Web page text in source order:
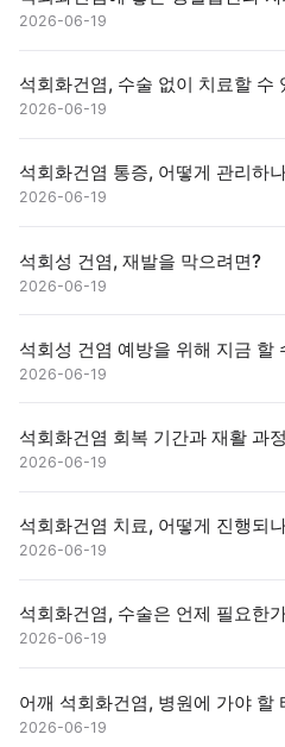
2026-06-19
석회화건염, 수술 없이 치료할 수
2026-06-19
석회화건염 통증, 어떻게 관리하
2026-06-19
석회성 건염, 재발을 막으려면?
2026-06-19
석회성 건염 예방을 위해 지금 할
2026-06-19
석회화건염 회복 기간과 재활 과정
2026-06-19
석회화건염 치료, 어떻게 진행되
2026-06-19
석회화건염, 수술은 언제 필요한
2026-06-19
어깨 석회화건염, 병원에 가야 할
2026-06-19